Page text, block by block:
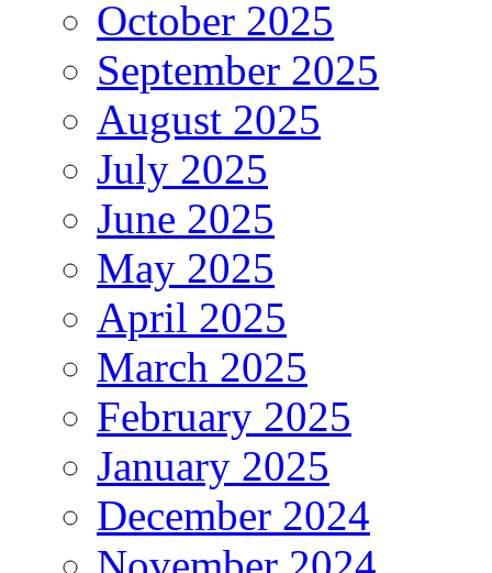
October 2025
September 2025
August 2025
July 2025
June 2025
May 2025
April 2025
March 2025
February 2025
January 2025
December 2024